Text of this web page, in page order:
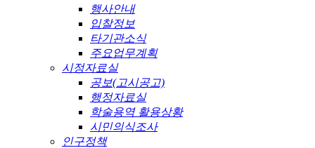
행사안내
입찰정보
타기관소식
주요업무계획
시정자료실
공보(고시공고)
행정자료실
학술용역 활용상황
시민의식조사
인구정책